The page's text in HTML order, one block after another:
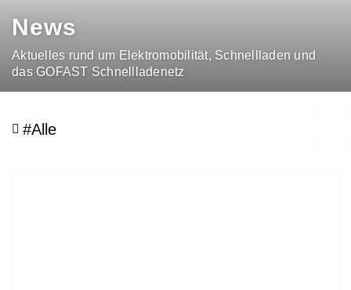
News
Aktuelles rund um Elektromobilität, Schnellladen und
das GOFAST Schnellladenetz
#Alle